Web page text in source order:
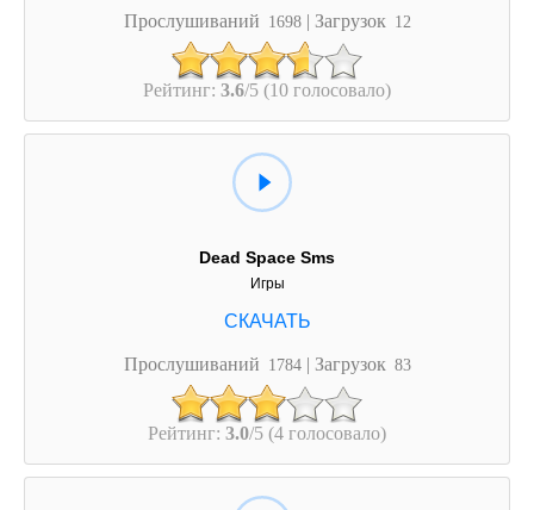
Прослушиваний 1698 | Загрузок 12
Рейтинг: 3.6/5 (10 голосовало)
Dead Space Sms
Игры
Прослушиваний 1784 | Загрузок 83
Рейтинг: 3.0/5 (4 голосовало)